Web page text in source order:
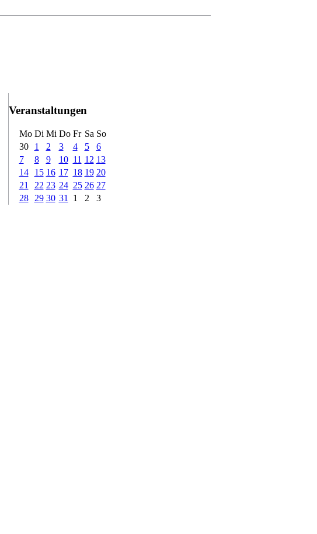
Veranstaltungen
Mo Di Mi Do Fr Sa So
30
1 2 3 4 5
6
7
8 9 10 11 12 13
14
15 16 17 18 19 20
21
22 23 24 25 26 27
28
29 30 31 1 2 3